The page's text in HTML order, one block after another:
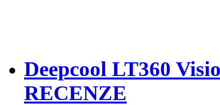
Deepcool LT360
RECENZE